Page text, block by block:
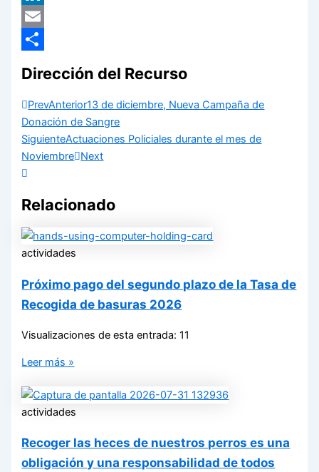
LinkedIn
Email
Dirección del Recurso
PrevAnterior13 de diciembre, Nueva Campaña de
Donación de Sangre
SiguienteActuaciones Policiales durante el mes de
Noviembre Next
Relacionado
actividades
Próximo pago del segundo plazo de la Tasa de
Recogida de basuras 2026
Visualizaciones de esta entrada: 11
Leer más »
actividades
Recoger las heces de nuestros perros es una
obligación y una responsabilidad de todos